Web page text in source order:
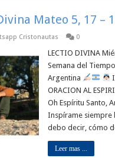
Mateo 5, 17 –
Cristonautas 0
LECTIO DIVINA
Semana del
Argentina
ORACION AL
Oh Espíritu Santo,
Inspírame siempre
debo decir, cómo
Leer mas ...